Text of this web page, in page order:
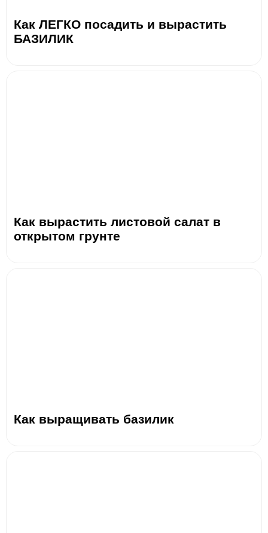
Как ЛЕГКО посадить и вырастить
БАЗИЛИК
Как вырастить листовой салат в
открытом грунте
Как выращивать базилик